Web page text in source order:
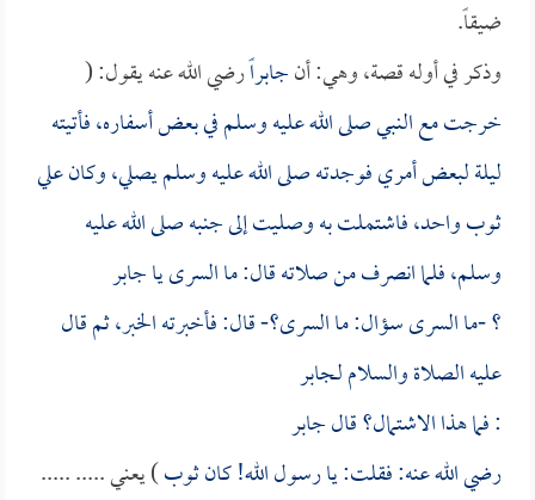
ضيقاً.
وذكر في أوله قصة، وهي: أنجابراًرضي الله عنه يقول: (
خرجت مع النبي صلى الله عليه وسلم في بعض أسفاره، فأتيته
ليلة لبعض أمري فوجدته صلى الله عليه وسلم يصلي، وكان علي
ثوب واحد، فاشتملت به وصليت إلى جنبه صلى الله عليه
وسلم، فلما انصرف من صلاته قال: ما السرى ياجابر
؟ -ما السرى سؤال: ما السرى؟- قال: فأخبرته الخبر، ثم قال
عليه الصلاة والسلام لـجابر
: فما هذا الاشتمال؟ قالجابر
رضي الله عنه: فقلت: يا رسول الله! كان ثوب) يعني ..... .....